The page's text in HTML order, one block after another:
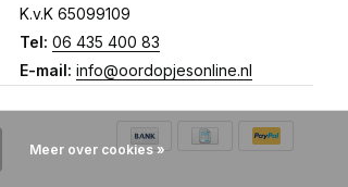
K.v.K 65099109
Tel: 06 435 400 83
E-mail: info@oordopjesonline.nl
Meer over cookies »